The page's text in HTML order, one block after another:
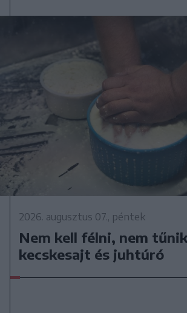
2026. augusztus 07., péntek
Nem kell félni, nem
kecskesajt és juhtúró